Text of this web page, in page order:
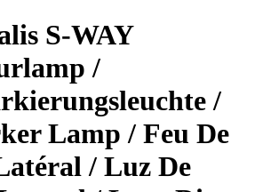
S-WAY
/
/
Lamp / Feu De
/ Luz De